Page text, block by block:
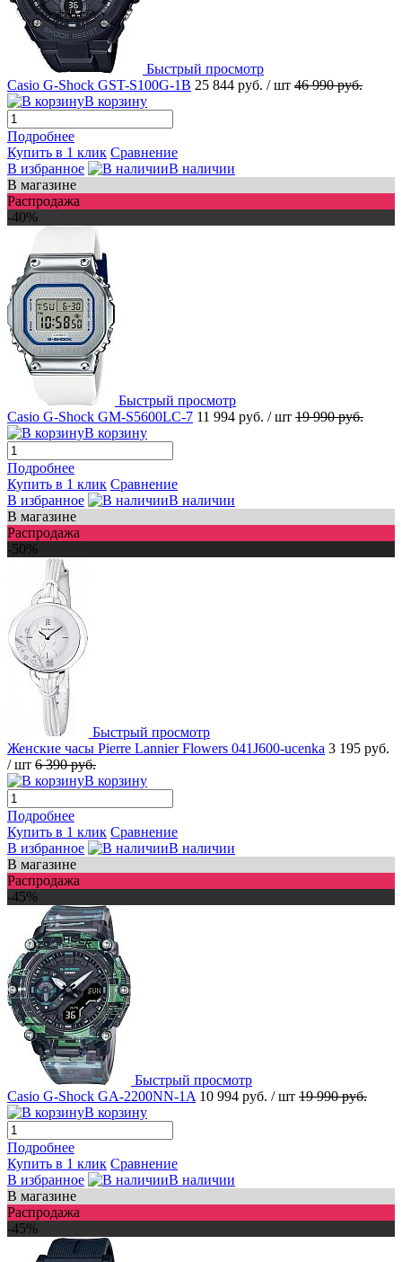
Быстрый просмотр
Casio G-Shock GST-S100G-1B 25 844 руб. / шт 46 990 руб.
В корзину
Подробнее
Купить в 1 клик Сравнение
В избранное
В наличии
В магазине
Распродажа
-40%
Быстрый просмотр
Casio G-Shock GM-S5600LC-7 11 994 руб. / шт 19 990 руб.
В корзину
Подробнее
Купить в 1 клик Сравнение
В избранное
В наличии
В магазине
Распродажа
-50%
Быстрый просмотр
Женские часы Pierre Lannier Flowers 041J600-ucenka 3 195 руб.
/ шт 6 390 руб.
В корзину
Подробнее
Купить в 1 клик Сравнение
В избранное
В наличии
В магазине
Распродажа
-45%
Быстрый просмотр
Casio G-Shock GA-2200NN-1A 10 994 руб. / шт 19 990 руб.
В корзину
Подробнее
Купить в 1 клик Сравнение
В избранное
В наличии
В магазине
Распродажа
-45%